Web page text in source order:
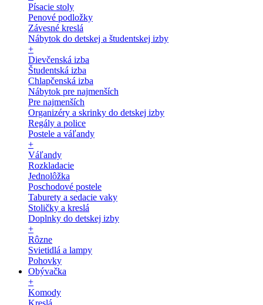
Písacie stoly
Penové podložky
Závesné kreslá
Nábytok do detskej a študentskej izby
+
Dievčenská izba
Študentská izba
Chlapčenská izba
Nábytok pre najmenších
Pre najmenších
Organizéry a skrinky do detskej izby
Regály a police
Postele a váľandy
+
Váľandy
Rozkladacie
Jednolôžka
Poschodové postele
Taburety a sedacie vaky
Stoličky a kreslá
Doplnky do detskej izby
+
Rôzne
Svietidlá a lampy
Pohovky
Obývačka
+
Komody
Kreslá